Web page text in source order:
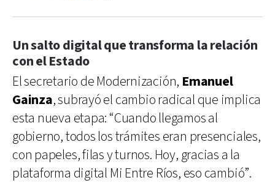
Un salto digital que transforma la relación
con el Estado
El secretario de Modernización, Emanuel
Gainza, subrayó el cambio radical que implica
esta nueva etapa: “Cuando llegamos al
gobierno, todos los trámites eran presenciales,
con papeles, filas y turnos. Hoy, gracias a la
plataforma digital Mi Entre Ríos, eso cambió”.